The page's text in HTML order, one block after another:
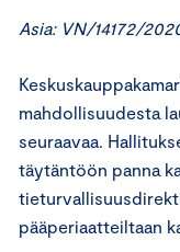
Asia: VN/14172/
mahdollisuudesta
seuraavaa.
täytäntöön panna
pääperiaatteiltaan